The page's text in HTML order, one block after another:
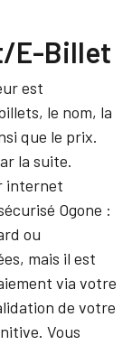
E-Billet
est
le nom, la
que le prix.
la suite.
internet
Ogone :
ou
mais il est
via votre
de votre
Vous